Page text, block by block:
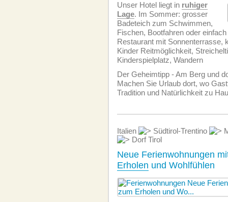
Unser Hotel liegt in ruhiger
Lage. Im Sommer: grosser
Badeteich zum Schwimmen,
Fischen, Bootfahren oder
Restaurant mit Sonnenterrasse,
Kinder Reitmöglichkeit,
Kinderspielplatz, Wandern
Der Geheimtipp - Am Berg und
Machen Sie Urlaub dort, wo
Tradition und Natürlichkeit zu
Italien Südtirol-Trentino
Dorf Tirol
Neue Ferienwohnungen
Erholen und Wohlfühlen